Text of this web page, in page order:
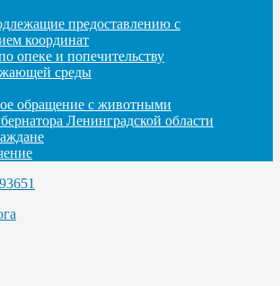
предоставлению с
координат
опеке и попечительству
среды
обращение с животными
Ленинградской области